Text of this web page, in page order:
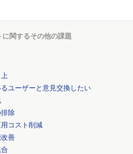
関するその他の課題
ユーザーと意見交換したい
除
コスト削減
善